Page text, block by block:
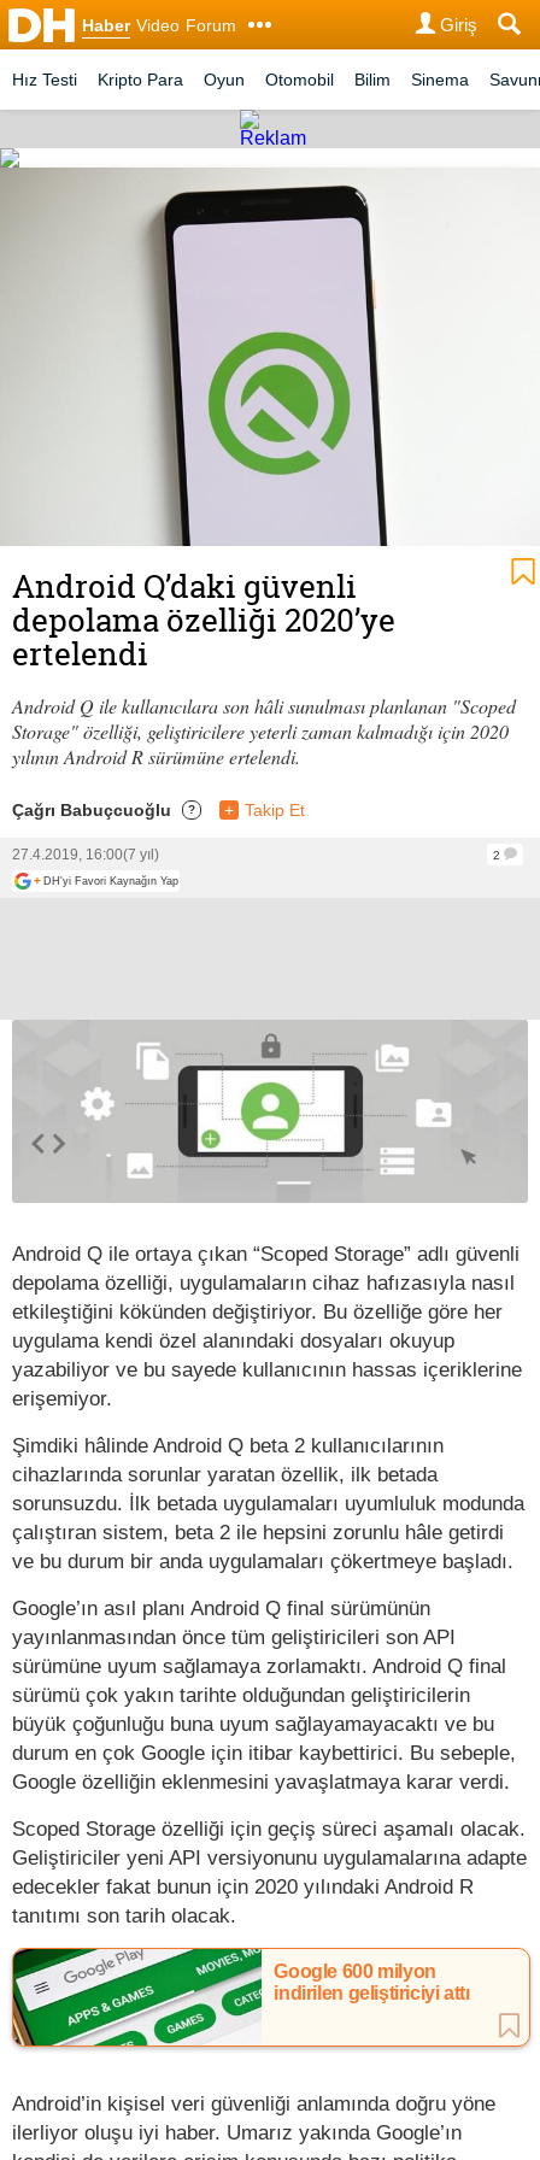
Haber Video Forum Giriş
Hız Testi Kripto Para Oyun Otomobil Bilim Sinema
Android Q’daki güvenli
depolama özelliği 2020’ye
ertelendi
Android Q ile kullanıcılara son hâli sunulması planlanan "Scoped
Storage" özelliği, geliştiricilere yeterli zaman kalmadığı için 2020
yılının Android R sürümüne ertelendi.
Çağrı Babuçcuoğlu ? + Takip Et
27.4.2019, 16:00(7 yıl)
2
+ DH'yi Favori Kaynağın Yap
Android Q ile ortaya çıkan “Scoped Storage” adlı güvenli
depolama özelliği, uygulamaların cihaz hafızasıyla nasıl
etkileştiğini kökünden değiştiriyor. Bu özelliğe göre her
uygulama kendi özel alanındaki dosyaları okuyup
yazabiliyor ve bu sayede kullanıcının hassas içeriklerine
erişemiyor.
Şimdiki hâlinde Android Q beta 2 kullanıcılarının
cihazlarında sorunlar yaratan özellik, ilk betada
sorunsuzdu. İlk betada uygulamaları uyumluluk modunda
çalıştıran sistem, beta 2 ile hepsini zorunlu hâle getirdi
ve bu durum bir anda uygulamaları çökertmeye başladı.
Google’ın asıl planı Android Q final sürümünün
yayınlanmasından önce tüm geliştiricileri son API
sürümüne uyum sağlamaya zorlamaktı. Android Q final
sürümü çok yakın tarihte olduğundan geliştiricilerin
büyük çoğunluğu buna uyum sağlayamayacaktı ve bu
durum en çok Google için itibar kaybettirici. Bu sebeple,
Google özelliğin eklenmesini yavaşlatmaya karar verdi.
Scoped Storage özelliği için geçiş süreci aşamalı olacak.
Geliştiriciler yeni API versiyonunu uygulamalarına adapte
edecekler fakat bunun için 2020 yılındaki Android R
tanıtımı son tarih olacak.
Google 600 milyon
indirilen geliştiriciyi attı
Android’in kişisel veri güvenliği anlamında doğru yöne
ilerliyor oluşu iyi haber. Umarız yakında Google’ın